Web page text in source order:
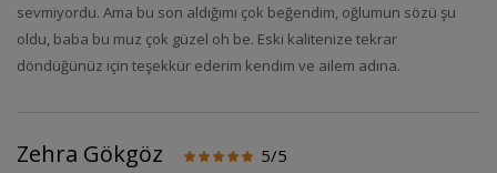
sevmiyordu. Ama bu son aldığımı çok beğendim, oğlumun sözü şu
oldu, baba bu muz çok güzel oh be. Eski kalitenize tekrar
döndüğünüz için teşekkür ederim kendim ve ailem adına.
Zehra Gökgöz 5/5